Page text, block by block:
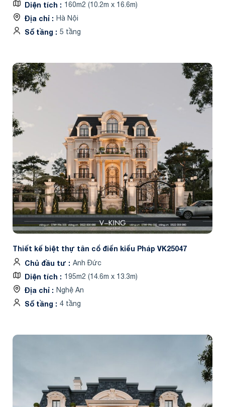
Diện tích 160m2 (10.2m x 16.6m)
Địa chỉ Hà Nội
Số tầng 5 tầng
Thiết kế biệt thự tân cổ điển kiểu Pháp VK25047
Chủ đầu tư
Anh Đức
Diện tích 195m2 (14.6m x 13.3m)
Địa chỉ Nghệ An
Số tầng 4 tầng